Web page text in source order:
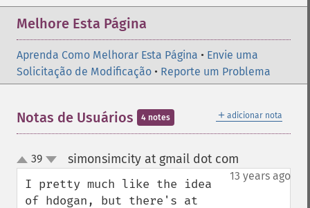
Melhore Esta Página
Aprenda Como Melhorar Esta Página • Envie uma
Solicitação de Modificação • Reporte um Problema
＋ adicionar nota
Notas de Usuários 4 notes
up
down
39 simonsimcity at gmail dot com
13 years ago
I pretty much like the idea
of hdogan, but there's at